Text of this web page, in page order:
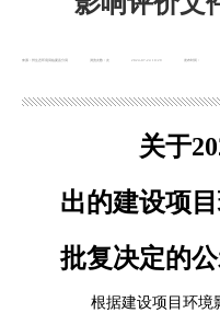
来源：州生态环境局临夏县分局 浏览次数： 发布时间：
2024-07-24 10:29
关于
出的建设项
批复决定的
根据建设项目环境